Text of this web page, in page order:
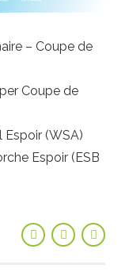
– Coupe de
Coupe de
Espoir (WSA)
Espoir (ESB